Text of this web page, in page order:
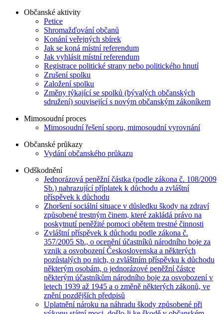
Občanské aktivity
Petice
Shromažďování občanů
Konání veřejných sbírek
Jak se koná místní referendum
Jak vyhlásit místní referendum
Registrace politické strany nebo politického hnutí
Zrušení spolku
Založení spolku
Změny týkající se spolků (bývalých občanských
sdružení) související s novým občanským zákoníkem
Mimosoudní proces
Mimosoudní řešení sporu, mimosoudní vyrovnání
Občanské průkazy
Vydání občanského průkazu
Odškodnění
Jednorázová peněžní částka (podle zákona č. 108/2009
Sb.) nahrazující příplatek k důchodu a zvláštní
příspěvek k důchodu
Zhoršení sociální situace v důsledku škody na zdraví
způsobené trestným činem, které zakládá právo na
poskytnutí peněžité pomoci obětem trestné činnosti
Zvláštní příspěvek k důchodu podle zákona č.
357/2005 Sb., o ocenění účastníků národního boje za
vznik a osvobození Československa a některých
pozůstalých po nich, o zvláštním příspěvku k důchodu
některým osobám, o jednorázové peněžní částce
některým účastníkům národního boje za osvobození v
letech 1939 až 1945 a o změně některých zákonů, ve
znění pozdějších předpisů
Uplatnění nároku na náhradu škody způsobené při